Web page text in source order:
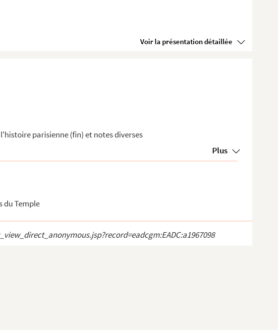
Voir la présentation détaillée
parisienne (fin) et notes diverses
Plus
du Temple